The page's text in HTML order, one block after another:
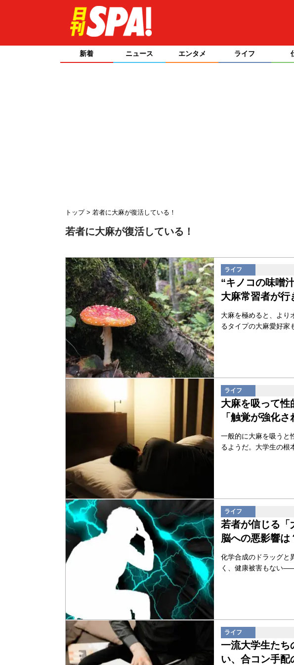
新着 ニュース エンタメ ライフ
トップ 若者に大麻が復活している！
若者に大麻が復活している！
ライフ
“キノコの味噌
大麻常習者が行
大麻を極めると、より
るタイプの大麻愛好家
ライフ
大麻を吸って性
「触覚が強化さ
一般的に大麻を吸うと
るようだ。大学生の根
ライフ
若者が信じる「
脳への悪影響は
化学合成のドラッグと
く、健康被害もない
ライフ
一流大学生たち
い、合コン手配